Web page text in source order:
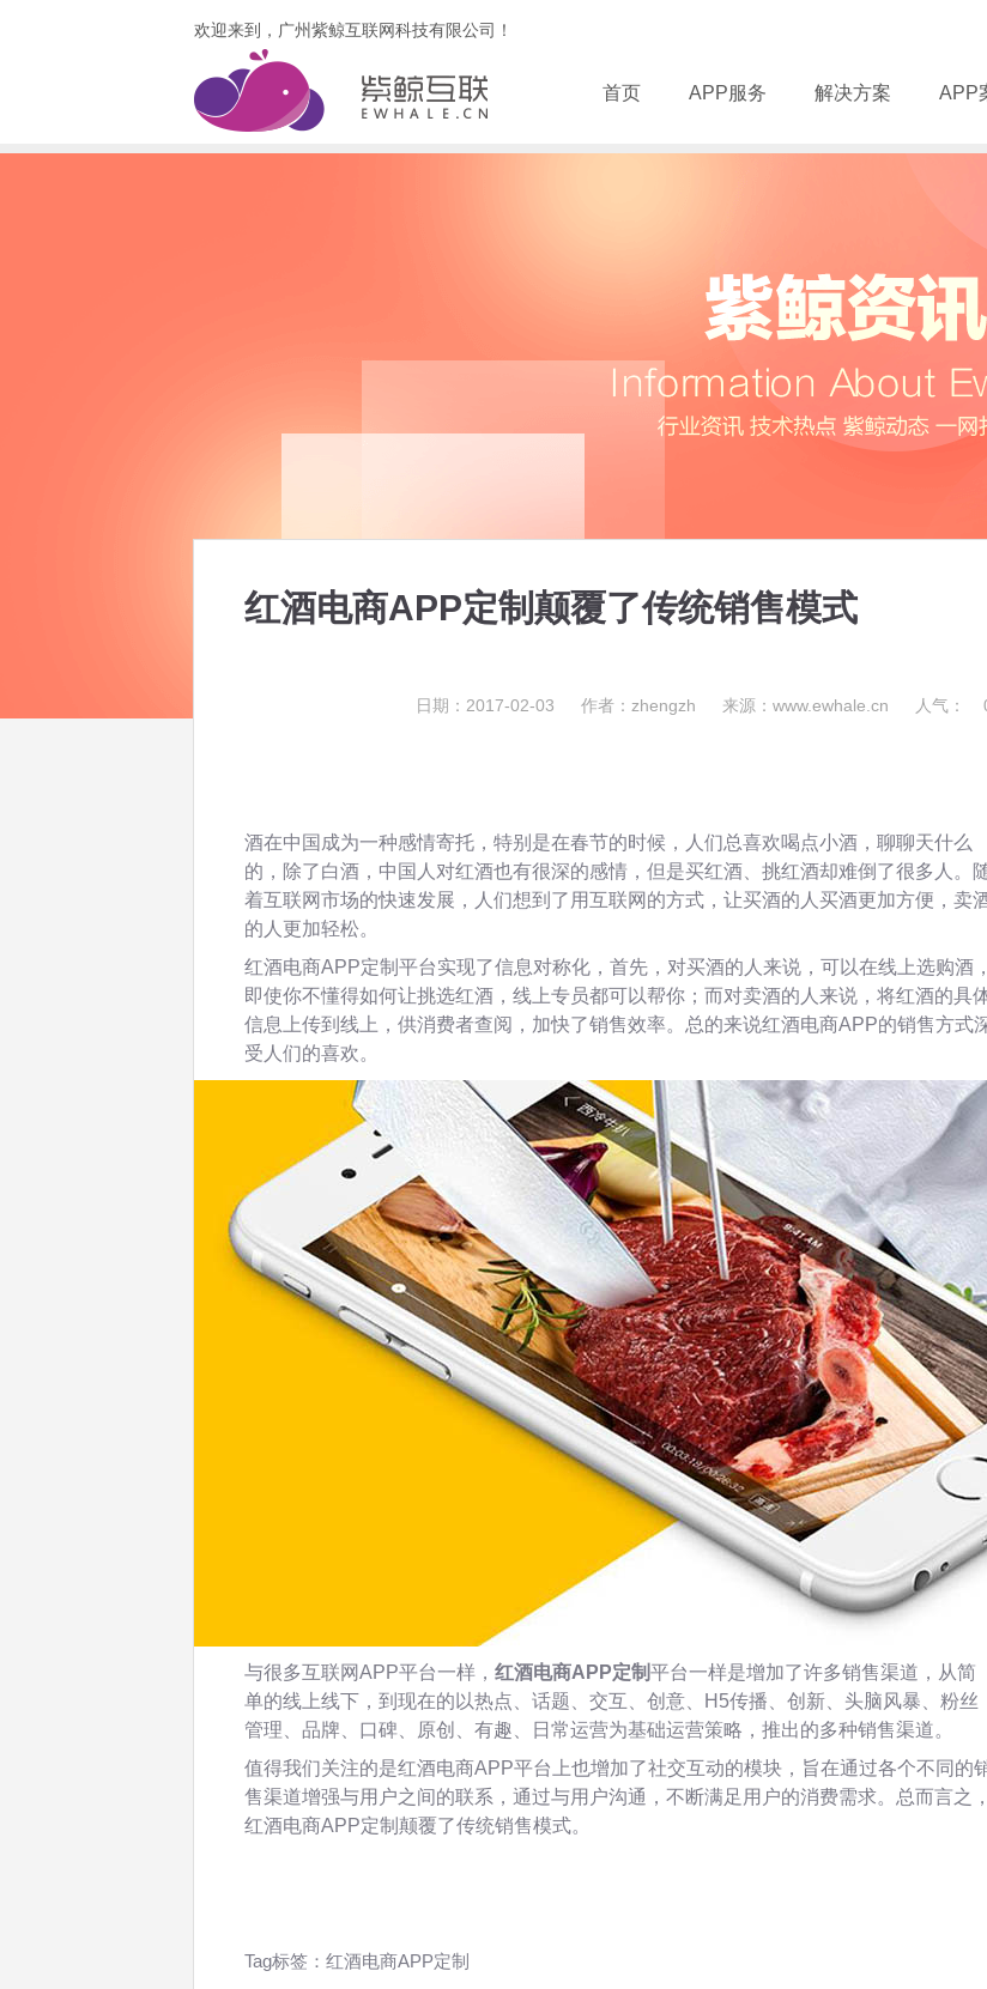
欢迎来到，广州紫鲸互联网科技有限公司！
首页 APP服务 解决方案 APP
红酒电商APP定制颠覆了传统销售模式
日期：2017-02-03 作者：zhengzh 来源：www.ewhale.cn 人气：
酒在中国成为一种感情寄托，特别是在春节的时候，人们总喜欢喝点小酒，聊聊天什么
的，除了白酒，中国人对红酒也有很深的感情，但是买红酒、挑红酒却难倒了很多人。
着互联网市场的快速发展，人们想到了用互联网的方式，让买酒的人买酒更加方便，卖
的人更加轻松。
红酒电商APP定制平台实现了信息对称化，首先，对买酒的人来说，可以在线上选购酒，
即使你不懂得如何让挑选红酒，线上专员都可以帮你；而对卖酒的人来说，将红酒的具
信息上传到线上，供消费者查阅，加快了销售效率。总的来说红酒电商APP的销售方式
受人们的喜欢。
与很多互联网APP平台一样， 红酒电商APP定制平台一样是增加了许多销售渠道，从简
单的线上线下，到现在的以热点、话题、交互、创意、H5传播、创新、头脑风暴、粉丝
管理、品牌、口碑、原创、有趣、日常运营为基础运营策略，推出的多种销售渠道。
值得我们关注的是红酒电商APP平台上也增加了社交互动的模块，旨在通过各个不同的
售渠道增强与用户之间的联系，通过与用户沟通，不断满足用户的消费需求。总而言之，
红酒电商APP定制颠覆了传统销售模式。
Tag标签： 红酒电商APP定制